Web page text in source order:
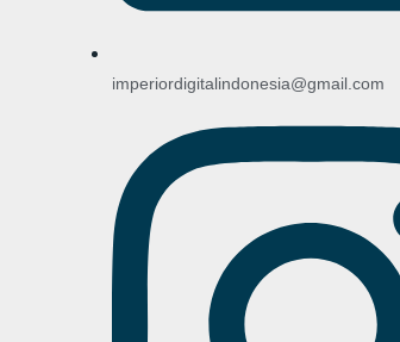
imperiordigitalindonesia@gmail.com